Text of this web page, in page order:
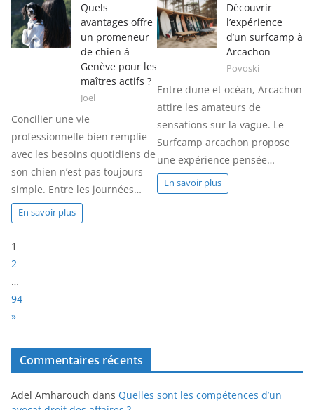
Quels
avantages offre
un promeneur
de chien à
Genève pour les
maîtres actifs ?
Joel
Concilier une vie
professionnelle bien remplie
avec les besoins quotidiens de
son chien n’est pas toujours
simple. Entre les journées…
En savoir plus
Découvrir
l’expérience
d’un surfcamp à
Arcachon
Povoski
Entre dune et océan, Arcachon
attire les amateurs de
sensations sur la vague. Le
Surfcamp arcachon propose
une expérience pensée…
En savoir plus
P
a
e
:
1
2
…
94
N
x
»
Commentaires récents
Adel Amharouch dans Quelles sont les compétences d’un